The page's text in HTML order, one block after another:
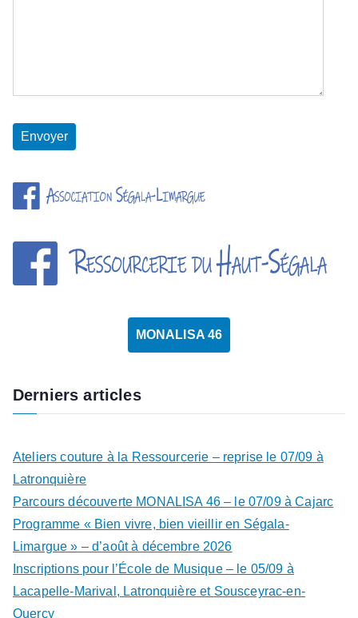
MONALISA 46
Derniers articles
Ateliers couture à la Ressourcerie – reprise le 07/09 à
Latronquière
Parcours découverte MONALISA 46 – le 07/09 à Cajarc
Programme « Bien vivre, bien vieillir en Ségala-
Limargue » – d’août à décembre 2026
Inscriptions pour l’École de Musique – le 05/09 à
Lacapelle-Marival, Latronquière et Sousceyrac-en-
Quercy